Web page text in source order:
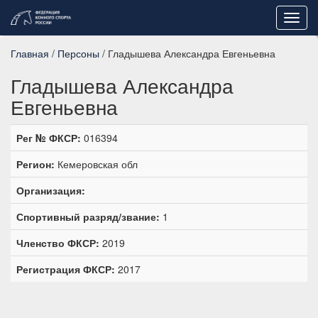
Главная / Персоны / Гладышева Александра Евгеньевна
Гладышева Александра
Евгеньевна
Рег № ФКСР: 016394
Регион: Кемеровская обл
Организация:
Спортивный разряд/звание: 1
Членство ФКСР: 2019
Регистрация ФКСР: 2017